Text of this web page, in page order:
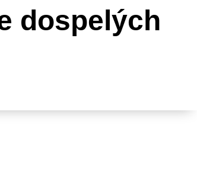
dospelých